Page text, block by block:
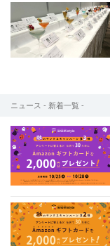
ニュース - 新着一覧 -